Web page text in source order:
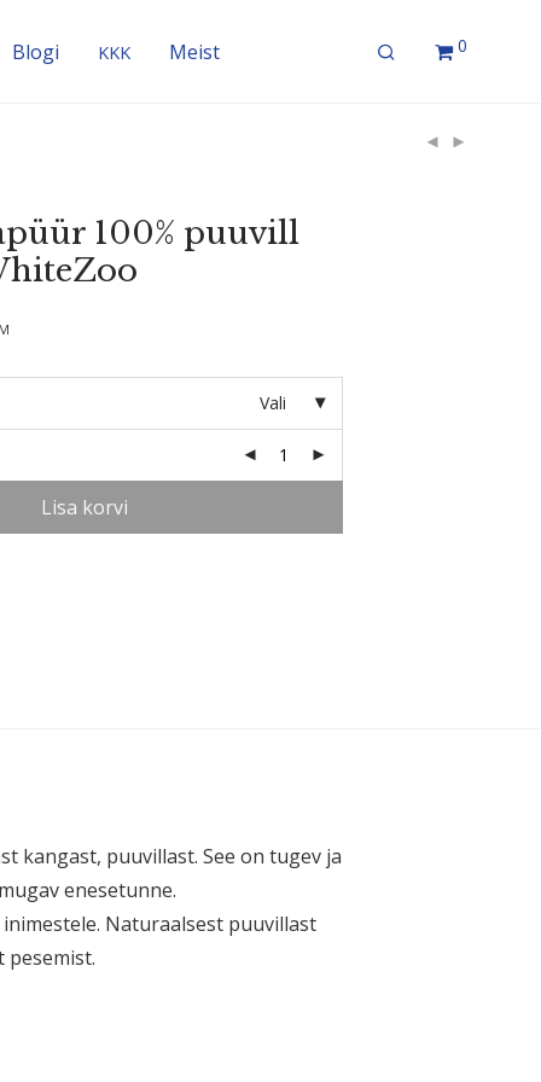
Blogi KKK Meist 0
100% puuvill
Vali
Lisa korvi
kangast, puuvillast. See on tugev ja
enesetunne.
Naturaalsest puuvillast
pesemist.